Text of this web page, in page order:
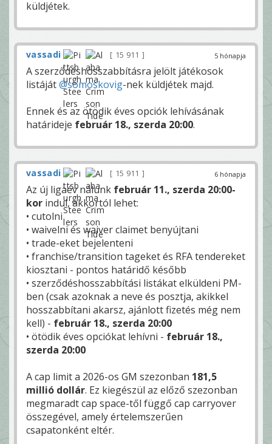
küldjétek.
5 hónapja
vassadi 15 911
A szerződéshosszabbításra jelölt játékosok
listáját@somoskovig-nek küldjétek majd.
Ennek és az ötödik éves opciók lehívásának
határideje február 18., szerda 20:00.
6 hónapja
vassadi 15 911
Az új ligaév nálunk február 11., szerda 20:00-
kor indul, akkortól lehet:
• cutolni
• waivelni és waiver claimet benyújtani
• trade-eket bejelenteni
• franchise/transition tageket és RFA tendereket
kiosztani - pontos határidő később
• szerződéshosszabbítási listákat elküldeni PM-
ben (csak azoknak a neve és posztja, akikkel
hosszabbítani akarsz, ajánlott fizetés még nem
kell) - február 18., szerda 20:00
• ötödik éves opciókat lehívni - február 18.,
szerda 20:00
A cap limit a 2026-os GM szezonban 181,5
millió dollár. Ez kiegészül az előző szezonban
megmaradt cap space-től függő cap carryover
összegével, amely értelemszerűen
csapatonként eltér.